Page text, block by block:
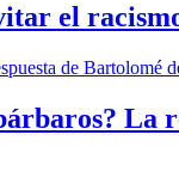
el
La